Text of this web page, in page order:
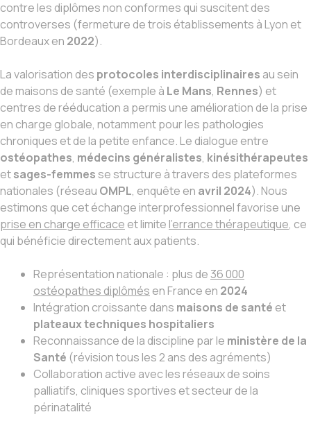
contre les diplômes non conformes qui suscitent des
controverses (fermeture de trois établissements à Lyon et
Bordeaux en 2022).
La valorisation des protocoles interdisciplinaires au sein
de maisons de santé (exemple à Le Mans, Rennes) et
centres de rééducation a permis une amélioration de la prise
en charge globale, notamment pour les pathologies
chroniques et de la petite enfance. Le dialogue entre
ostéopathes, médecins généralistes, kinésithérapeutes
etsages-femmes se structure à travers des plateformes
nationales (réseau OMPL, enquête en avril 2024). Nous
estimons que cet échange interprofessionnel favorise une
prise en charge efficace et limite l’errance thérapeutique, ce
qui bénéficie directement aux patients.
Représentation nationale : plus de 36 000
ostéopathes diplômés en France en 2024
Intégration croissante dans maisons de santé et
plateaux techniques hospitaliers
Reconnaissance de la discipline par le ministère de la
Santé (révision tous les 2 ans des agréments)
Collaboration active avec les réseaux de soins
palliatifs, cliniques sportives et secteur de la
périnatalité